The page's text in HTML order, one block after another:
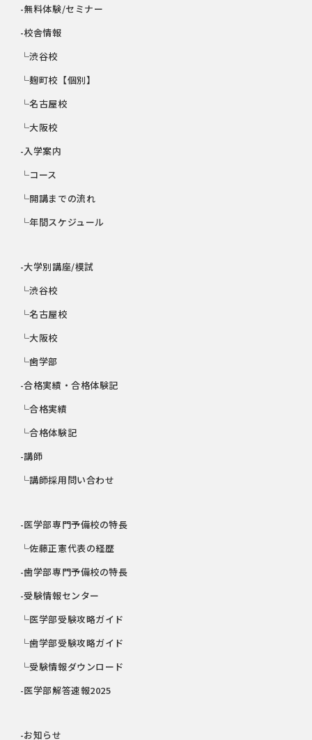
-無料体験/セミナー
-校舎情報
└渋谷校
└麹町校【個別】
└名古屋校
└大阪校
-入学案内
└コース
└開講までの流れ
└年間スケジュール
-大学別講座/模試
└渋谷校
└名古屋校
└大阪校
└歯学部
-合格実績・合格体験記
└合格実績
└合格体験記
-講師
└講師採用問い合わせ
-医学部専門予備校の特長
└佐藤正憲代表の経歴
-歯学部専門予備校の特長
-受験情報センター
└医学部受験攻略ガイド
└歯学部受験攻略ガイド
└受験情報ダウンロード
-医学部解答速報2025
-お知らせ